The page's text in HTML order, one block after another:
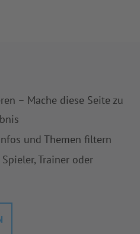
– Mache diese Seite zu
und Themen filtern
Trainer oder